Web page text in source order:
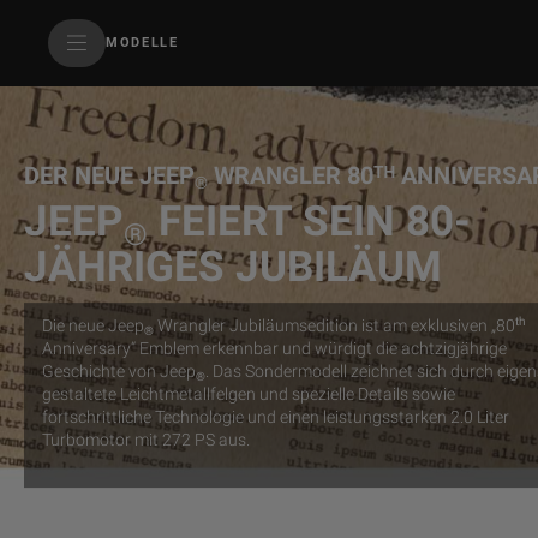
MODELLE
SkiptoNavigationText
DER NEUE JEEP®WRANGLER 80ᵀᴴ
JEEP®FEIERT SEIN 80-
JÄHRIGES JUBILÄUM
Die neue Jeep®Wrangler Jubiläumsedition ist am exklusiven „80th
Anniversary“ Emblem erkennbar und würdigt die achtzigjährige
Geschichte von Jeep®. Das Sondermodell zeichnet sich durch
gestaltete Leichtmetallfelgen und spezielle Details sowie
fortschrittliche Technologie und einen leistungsstarken 2.0 Liter
Turbomotor mit 272 PS aus.